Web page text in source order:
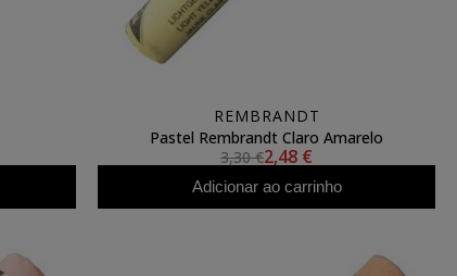
REMBRANDT
Pastel Rembrandt Claro Amarelo
3,30 €2,48 €
Adicionar ao carrinho